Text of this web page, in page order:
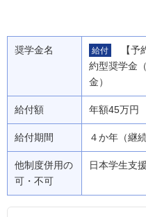
奨学金名 給付
【
約型奨学金
金）
給付額 年額45万円
給付期間 ４か年（継
他制度併用の
可・不可
日本学生支